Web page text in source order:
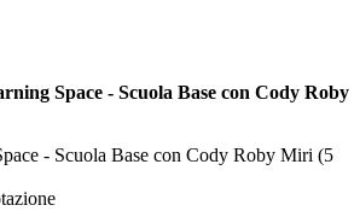
Space - Scuola Base con Cody Roby
- Scuola Base con Cody Roby Miri (5